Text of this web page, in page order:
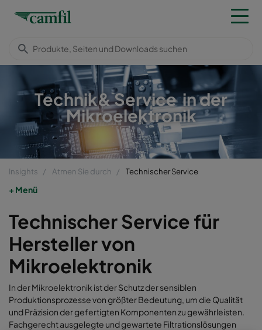
Technik& Service in der
Mikroelektronik
Insights Atmen Sie durch Technischer Service
Menü
Technischer Service für
Hersteller von
Mikroelektronik
In der Mikroelektronik ist der Schutz der sensiblen
Produktionsprozesse von größter Bedeutung, um die Qualität
und Präzision der gefertigten Komponenten zu gewährleisten.
Fachgerecht ausgelegte und gewartete Filtrationslösungen